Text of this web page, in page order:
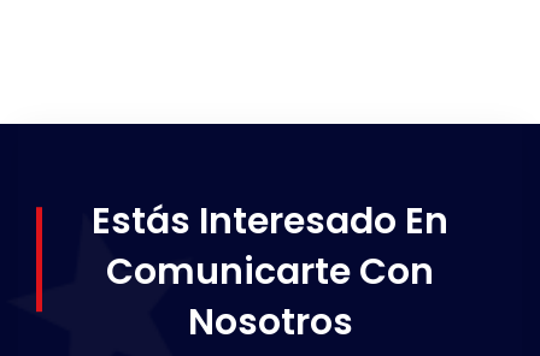
Estás Interesado En
Comunicarte Con
Nosotros